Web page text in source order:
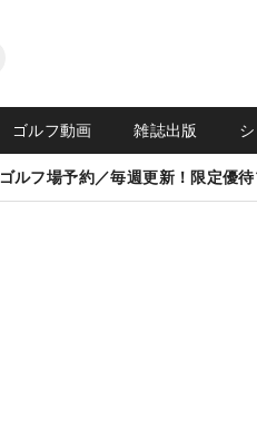
ゴルフ動画 雑誌出版
ゴルフ場予約／毎週更新！限定優